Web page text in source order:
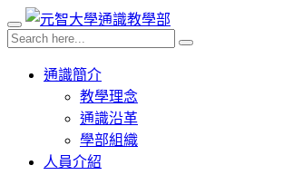
通識簡介
教學理念
通識沿革
學部組織
人員介紹